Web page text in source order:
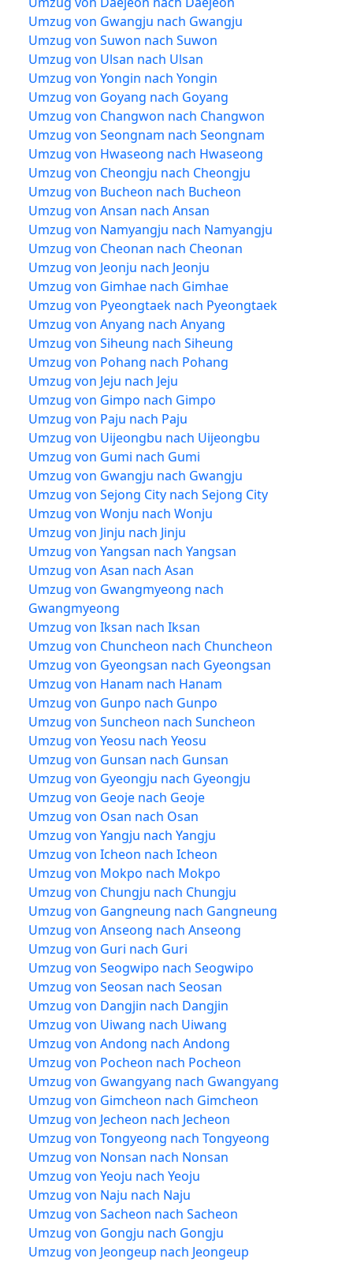
Umzug von Gwangju nach Gwangju
Umzug von Suwon nach Suwon
Umzug von Ulsan nach Ulsan
Umzug von Yongin nach Yongin
Umzug von Goyang nach Goyang
Umzug von Changwon nach Changwon
Umzug von Seongnam nach Seongnam
Umzug von Hwaseong nach Hwaseong
Umzug von Cheongju nach Cheongju
Umzug von Bucheon nach Bucheon
Umzug von Ansan nach Ansan
Umzug von Namyangju nach Namyangju
Umzug von Cheonan nach Cheonan
Umzug von Jeonju nach Jeonju
Umzug von Gimhae nach Gimhae
Umzug von Pyeongtaek nach Pyeongtaek
Umzug von Anyang nach Anyang
Umzug von Siheung nach Siheung
Umzug von Pohang nach Pohang
Umzug von Jeju nach Jeju
Umzug von Gimpo nach Gimpo
Umzug von Paju nach Paju
Umzug von Uijeongbu nach Uijeongbu
Umzug von Gumi nach Gumi
Umzug von Gwangju nach Gwangju
Umzug von Sejong City nach Sejong City
Umzug von Wonju nach Wonju
Umzug von Jinju nach Jinju
Umzug von Yangsan nach Yangsan
Umzug von Asan nach Asan
Umzug von Gwangmyeong nach
Gwangmyeong
Umzug von Iksan nach Iksan
Umzug von Chuncheon nach Chuncheon
Umzug von Gyeongsan nach Gyeongsan
Umzug von Hanam nach Hanam
Umzug von Gunpo nach Gunpo
Umzug von Suncheon nach Suncheon
Umzug von Yeosu nach Yeosu
Umzug von Gunsan nach Gunsan
Umzug von Gyeongju nach Gyeongju
Umzug von Geoje nach Geoje
Umzug von Osan nach Osan
Umzug von Yangju nach Yangju
Umzug von Icheon nach Icheon
Umzug von Mokpo nach Mokpo
Umzug von Chungju nach Chungju
Umzug von Gangneung nach Gangneung
Umzug von Anseong nach Anseong
Umzug von Guri nach Guri
Umzug von Seogwipo nach Seogwipo
Umzug von Seosan nach Seosan
Umzug von Dangjin nach Dangjin
Umzug von Uiwang nach Uiwang
Umzug von Andong nach Andong
Umzug von Pocheon nach Pocheon
Umzug von Gwangyang nach Gwangyang
Umzug von Gimcheon nach Gimcheon
Umzug von Jecheon nach Jecheon
Umzug von Tongyeong nach Tongyeong
Umzug von Nonsan nach Nonsan
Umzug von Yeoju nach Yeoju
Umzug von Naju nach Naju
Umzug von Sacheon nach Sacheon
Umzug von Gongju nach Gongju
Umzug von Jeongeup nach Jeongeup